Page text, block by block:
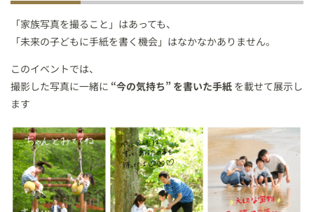
「家族写真を撮ること」はあっても、
「未来の子どもに手紙を書く機会」はなかなかありません。
このイベントでは、
撮影した写真に一緒に “今の気持ち” を書いた手紙 を載せて展示し
ます